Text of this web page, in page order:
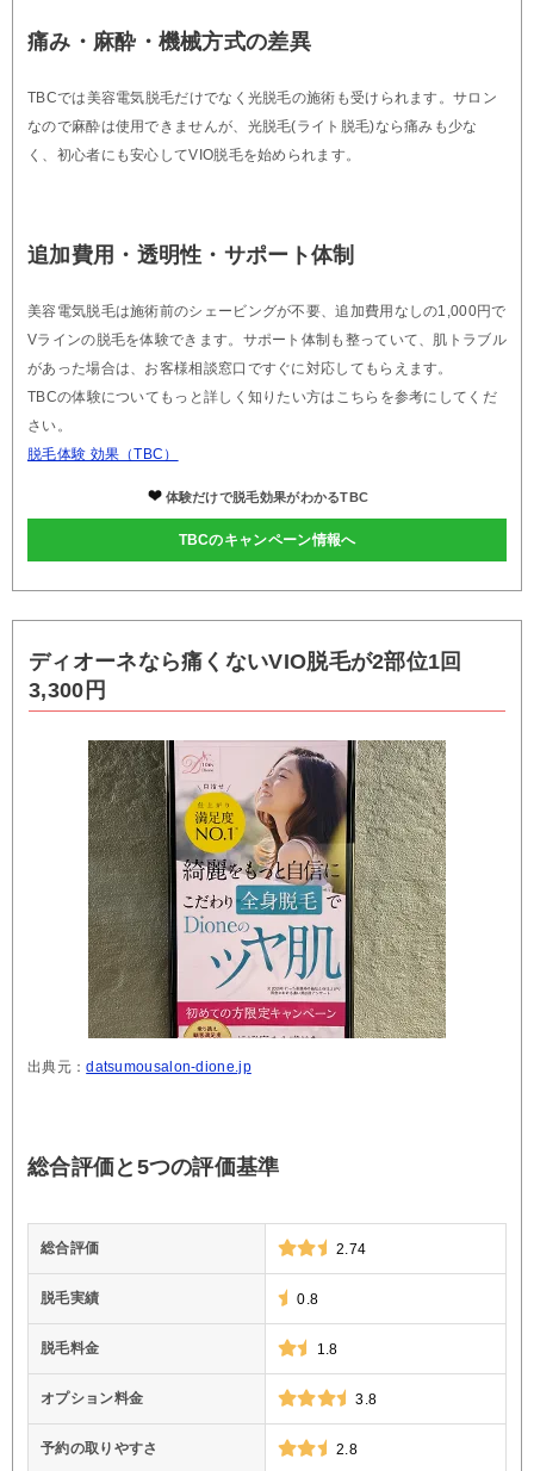
痛み・麻酔・機械方式の差異
TBCでは美容電気脱毛だけでなく光脱毛の施術も受けられます。サロン
なので麻酔は使用できませんが、光脱毛(ライト脱毛)なら痛みも少な
く、初心者にも安心してVIO脱毛を始められます。
追加費用・透明性・サポート体制
美容電気脱毛は施術前のシェービングが不要、追加費用なしの1,000円で
Vラインの脱毛を体験できます。サポート体制も整っていて、肌トラブル
があった場合は、お客様相談窓口ですぐに対応してもらえます。
TBCの体験についてもっと詳しく知りたい方はこちらを参考にしてくだ
さい。
脱毛体験 効果（TBC）
体験だけで脱毛効果がわかるTBC
TBCのキャンペーン情報へ
ディオーネなら痛くないVIO脱毛が2部位1回
3,300円
出典元：datsumousalon-dione.jp
総合評価と5つの評価基準
総合評価 2.74
脱毛実績 0.8
脱毛料金 1.8
オプション料金 3.8
予約の取りやすさ 2.8